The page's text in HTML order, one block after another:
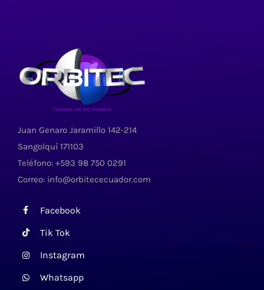
Juan Genaro Jaramillo 142-214
Sangolquí 171103
Teléfono: +593 98 750 0291
Correo: info@orbitececuador.com
Facebook
Tik Tok
Instagram
Whatsapp